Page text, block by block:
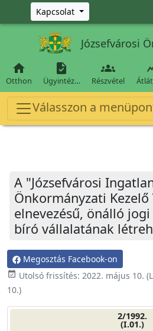
Ugrás a fő tartalomra
Kapcsolat
Józsefvárosi

Otthon

Ügyintéz…

Részvétel
Válasszon a
A "Józsefvárosi
Önkormányzati
elnevezésű, önálló
bíró vállalatának
Megosztás Facebook-on
event_available Utolsó frissítés: 2022. május 10.
10.)
2/1992.
(I.01.)